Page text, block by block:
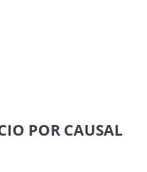
POR CAUSAL